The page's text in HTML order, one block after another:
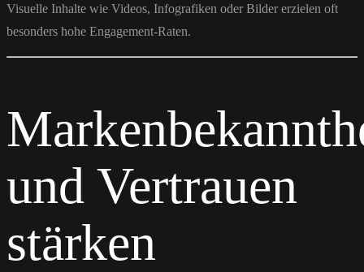
Visuelle Inhalte wie Videos, Infografiken oder Bilder erzielen oft
besonders hohe Engagement-Raten.
und Vertrauen
stärken